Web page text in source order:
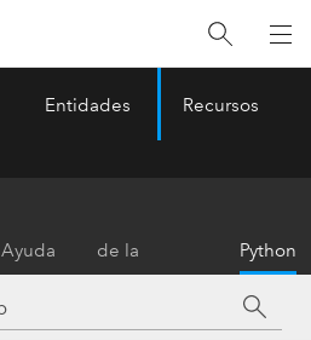
Entidades Recursos
Ayuda
de la
herramienta
Python